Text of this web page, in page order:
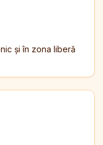
și în zona liberă